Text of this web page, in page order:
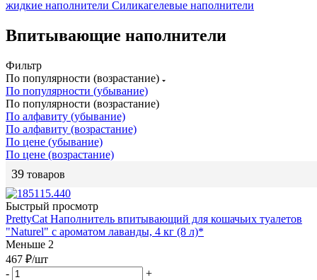
жидкие наполнители Силикагелевые наполнители
Впитывающие наполнители
Фильтр
По популярности (возрастание)
По популярности (убывание)
По популярности (возрастание)
По алфавиту (убывание)
По алфавиту (возрастание)
По цене (убывание)
По цене (возрастание)
39 товаров
Быстрый просмотр
PrettyCat Наполнитель впитывающий для кошачьих туалетов
"Naturel" с ароматом лаванды, 4 кг (8 л)*
Меньше 2
467 ₽/шт
-
+